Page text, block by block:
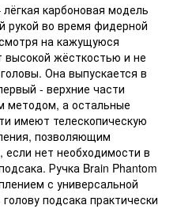
карбоновая модель
рукой во время фидерной
на кажущуюся
высокой жёсткостью и не
Она выпускается в
- верхние части
методом, а остальные
имеют телескопическую
позволяющим
если нет необходимости в
Ручка Brain Phantom
с универсальной
подсака практически